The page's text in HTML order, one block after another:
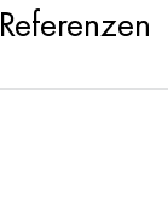
Referenzen